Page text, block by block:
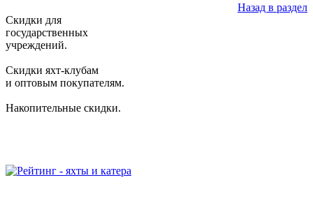
Назад в раздел
Скидки для
государственных
учреждений.
Скидки яхт-клубам
и оптовым покупателям.
Накопительные скидки.